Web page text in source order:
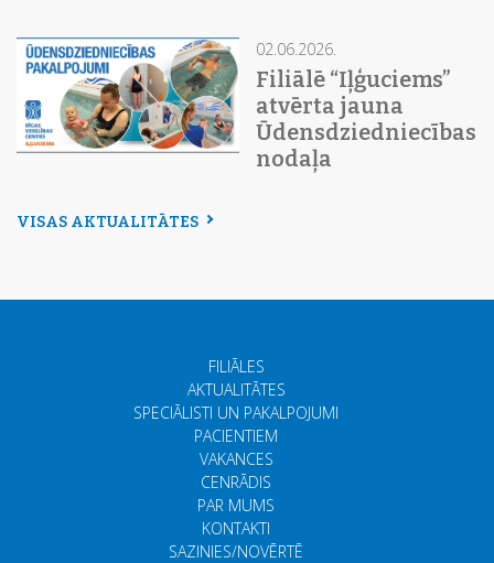
02.06.2026.
Filiālē “Iļģuciems”
atvērta jauna
Ūdensdziedniecības
nodaļa
VISAS AKTUALITĀTES
FILIĀLES
AKTUALITĀTES
SPECIĀLISTI UN PAKALPOJUMI
PACIENTIEM
VAKANCES
CENRĀDIS
PAR MUMS
KONTAKTI
SAZINIES/NOVĒRTĒ